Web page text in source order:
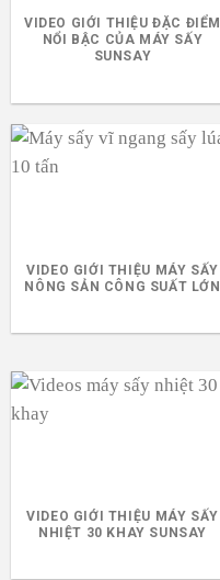
VIDEO GIỚI THIỆU ĐẶC ĐIỂM
NỔI BẬC CỦA MÁY SẤY
SUNSAY
VIDEO GIỚI THIỆU MÁY SẤY
NÔNG SẢN CÔNG SUẤT LỚN
VIDEO GIỚI THIỆU MÁY SẤY
NHIỆT 30 KHAY SUNSAY